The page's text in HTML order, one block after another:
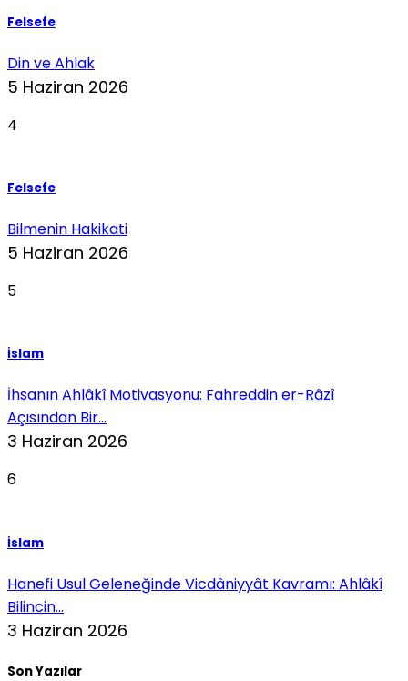
Felsefe
Din ve Ahlak
5 Haziran 2026
4
Felsefe
Bilmenin Hakikati
5 Haziran 2026
5
İslam
İhsanın Ahlâkî Motivasyonu: Fahreddin er-Râzî
Açısından Bir...
3 Haziran 2026
6
İslam
Hanefi Usul Geleneğinde Vicdâniyyât Kavramı: Ahlâkî
Bilincin...
3 Haziran 2026
Son Yazılar